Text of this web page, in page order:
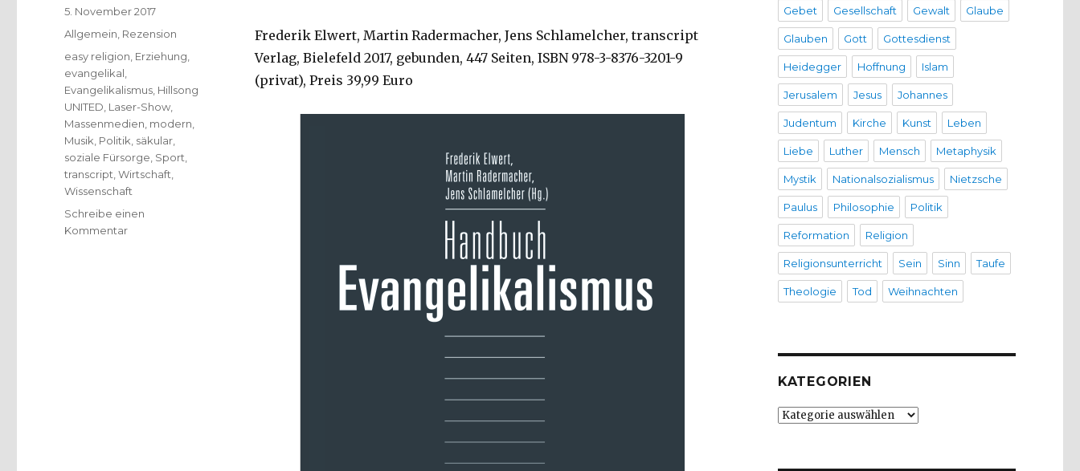
Frederik Elwert, Martin Radermacher, Jens Schlamelcher, transcript
Verlag, Bielefeld 2017, gebunden, 447 Seiten, ISBN 978-3-8376-3201-9
(privat), Preis 39,99 Euro
Veröffentlicht
am
5. November 2017
Kategorien
Allgemein Rezension
Schlagwörter
easy religion Erziehung
evangelikal
Evangelikalismus Hillsong
UNITED Laser-Show
Massenmedien modern
Musik Politik säkular
soziale Fürsorge Sport
transcript ,Wirtschaft
Wissenschaft
Schreibe einen
Kommentarzu
Gebet Gesellschaft Gewalt Glaube
Glauben Gott Gottesdienst
Heidegger Hoffnung Islam
Jerusalem Jesus Johannes
Judentum Kirche Kunst Leben
Liebe Luther Mensch Metaphysik
Mystik Nationalsozialismus Nietzsche
Paulus Philosophie Politik
Reformation Religion
Religionsunterricht Sein Sinn Taufe
Theologie Tod Weihnachten
KATEGORIEN
Kategorien